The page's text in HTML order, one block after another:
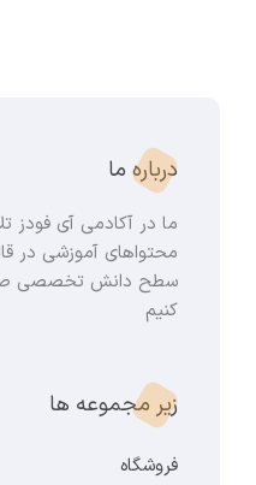
درباره ما
ما در آکادمی آی فودز
محتواهای آموزشی در
سطح دانش تخصصی
کنیم
زیر مجموعه ها
فروشگاه